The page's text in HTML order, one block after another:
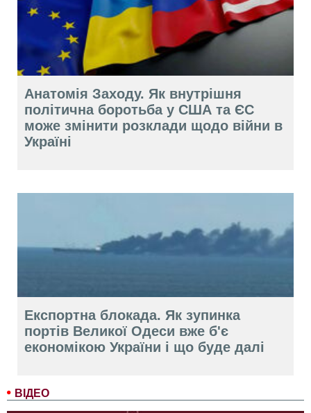
ВІДЕО
Анатомія Заходу. Як внутрішня
політична боротьба у США та ЄС
може змінити розклади щодо війни в
Україні
Експортна блокада. Як зупинка
портів Великої Одеси вже б'є
економікою України і що буде далі